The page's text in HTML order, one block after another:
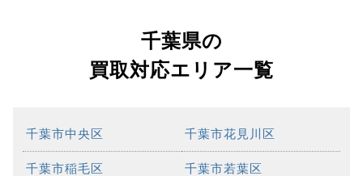
千葉県の
買取対応エリア一覧
千葉市中央区 千葉市花見川区
千葉市稲毛区 千葉市若葉区